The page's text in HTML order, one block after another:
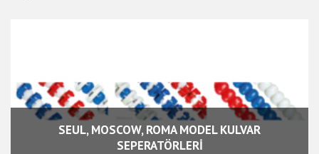
SEUL, MOSCOW, ROMA MODEL KULVAR
SEPERATÖRLERİ